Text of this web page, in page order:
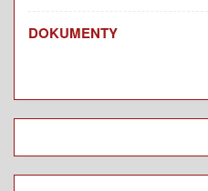
DOKUMENTY